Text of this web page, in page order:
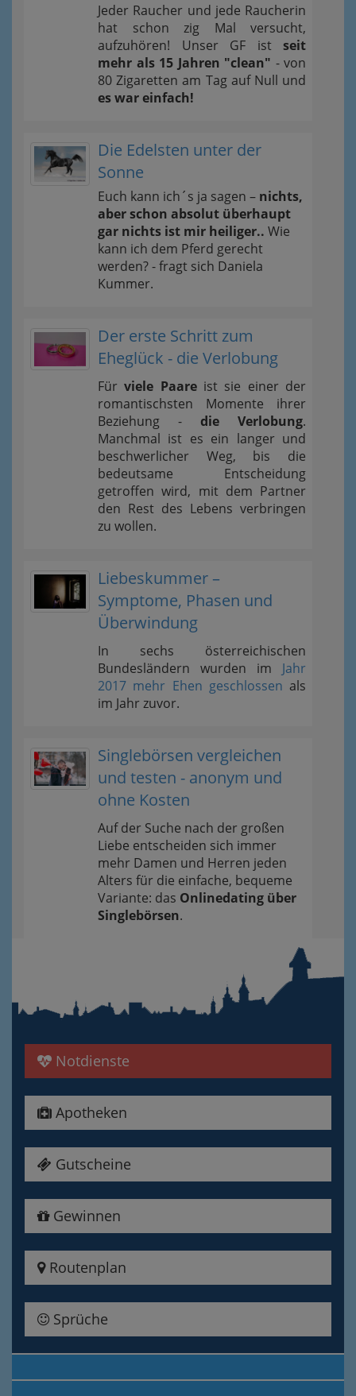
Jeder Raucher und jede Raucherin
hat schon zig Mal versucht,
aufzuhören! Unser GF ist seit
mehr als 15 Jahren "clean" - von
80 Zigaretten am Tag auf Null und
es war einfach!
Die Edelsten unter der
Sonne
Euch kann ich´s ja sagen – nichts,
aber schon absolut überhaupt
gar nichts ist mir heiliger.. Wie
kann ich dem Pferd gerecht
werden? - fragt sich Daniela
Kummer.
Der erste Schritt zum
Eheglück - die Verlobung
Fürviele Paareist sie einer der
romantischsten Momente ihrer
Beziehung - die Verlobung.
Manchmal ist es ein langer und
beschwerlicher Weg, bis die
bedeutsame Entscheidung
getroffen wird, mit dem Partner
den Rest des Lebens verbringen
zu wollen.
Liebeskummer –
Symptome, Phasen und
Überwindung
In sechs österreichischen
Bundesländern wurden im Jahr
2017 mehr Ehen geschlossen als
im Jahr zuvor.
Singlebörsen vergleichen
und testen - anonym und
ohne Kosten
Auf der Suche nach der großen
Liebe entscheiden sich immer
mehr Damen und Herren jeden
Alters für die einfache, bequeme
Variante: das Onlinedating über
Singlebörsen.
Notdienste
Apotheken
Gutscheine
Gewinnen
Routenplan
Sprüche